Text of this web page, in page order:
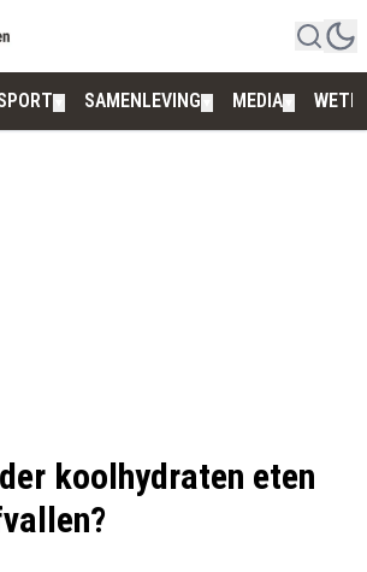
SAMENLEVING MEDIA
koolhydraten eten